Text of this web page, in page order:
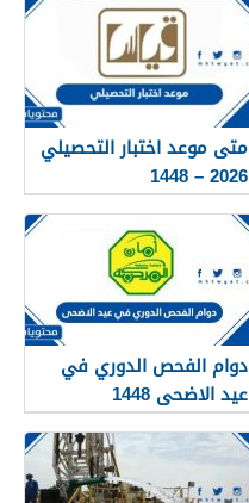
متى موعد اختبار التحصيلي
2026 – 1448
دوام الفحص الدوري في
عيد الاضحى 1448